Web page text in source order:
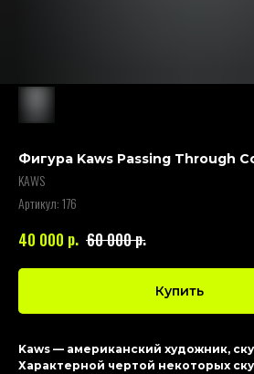
Фигура Kaws Passing Through
KAWS
Артикул:176
40 000 р. 60 000р.
Купить
Kaws — американский художник,
Характерной чертой некоторых